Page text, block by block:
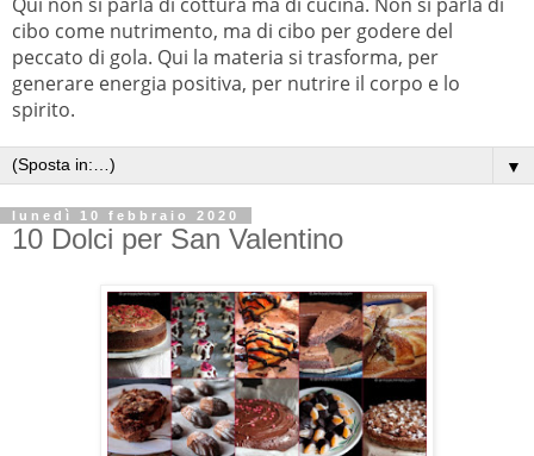
cibo come nutrimento, ma di cibo per godere del
peccato di gola. Qui la materia si trasforma, per
generare energia positiva, per nutrire il corpo e lo
spirito.
▼
lunedì 10 febbraio 2020
10 Dolci per San Valentino